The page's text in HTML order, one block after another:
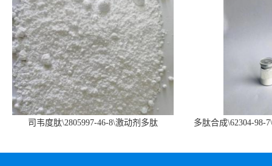
司韦度肽\2805997-46-8\激动剂多肽
多肽合成\62304-98-